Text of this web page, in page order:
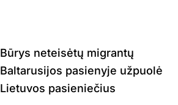
Būrys neteisėtų migrantų
Baltarusijos pasienyje užpuolė
Lietuvos pasieniečius